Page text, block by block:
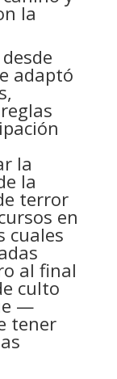
la
adaptó
la
la
terror
en
cuales
al final
culto
—
tener